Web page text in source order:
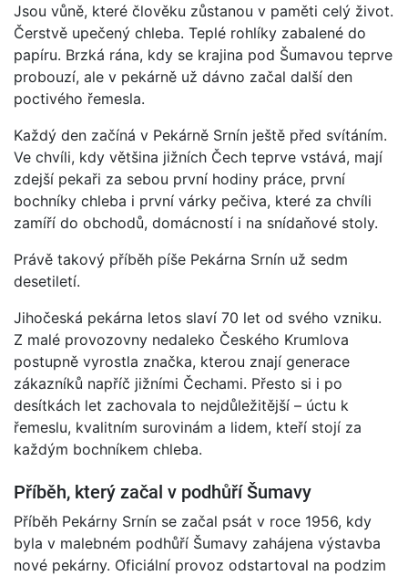
Jsou vůně, které člověku zůstanou v paměti celý život.
Čerstvě upečený chleba. Teplé rohlíky zabalené do
papíru. Brzká rána, kdy se krajina pod Šumavou teprve
probouzí, ale v pekárně už dávno začal další den
poctivého řemesla.
Každý den začíná v Pekárně Srnín ještě před svítáním.
Ve chvíli, kdy většina jižních Čech teprve vstává, mají
zdejší pekaři za sebou první hodiny práce, první
bochníky chleba i první várky pečiva, které za chvíli
zamíří do obchodů, domácností i na snídaňové stoly.
Právě takový příběh píše Pekárna Srnín už sedm
desetiletí.
Jihočeská pekárna letos slaví 70 let od svého vzniku.
Z malé provozovny nedaleko Českého Krumlova
postupně vyrostla značka, kterou znají generace
zákazníků napříč jižními Čechami. Přesto si i po
desítkách let zachovala to nejdůležitější – úctu k
řemeslu, kvalitním surovinám a lidem, kteří stojí za
každým bochníkem chleba.
Příběh, který začal v podhůří Šumavy
Příběh Pekárny Srnín se začal psát v roce 1956, kdy
byla v malebném podhůří Šumavy zahájena výstavba
nové pekárny. Oficiální provoz odstartoval na podzim